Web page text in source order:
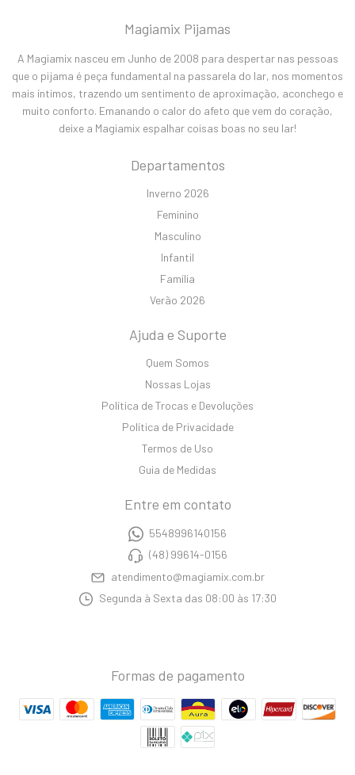
Magiamix Pijamas
A Magiamix nasceu em Junho de 2008 para despertar nas pessoas
que o pijama é peça fundamental na passarela do lar, nos momentos
mais íntimos, trazendo um sentimento de aproximação, aconchego e
muito conforto. Emanando o calor do afeto que vem do coração,
deixe a Magiamix espalhar coisas boas no seu lar!
Departamentos
Inverno 2026
Feminino
Masculino
Infantil
Família
Verão 2026
Ajuda e Suporte
Quem Somos
Nossas Lojas
Política de Trocas e Devoluções
Política de Privacidade
Termos de Uso
Guia de Medidas
Entre em contato
5548996140156
(48) 99614-0156
atendimento@magiamix.com.br
Segunda à Sexta das 08:00 às 17:30
Formas de pagamento